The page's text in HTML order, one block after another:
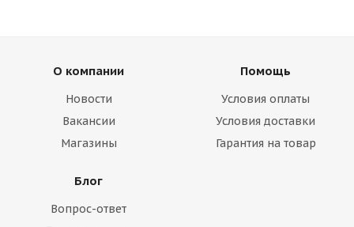
О компании
Новости
Вакансии
Магазины
Помощь
Условия оплаты
Условия доставки
Гарантия на товар
Блог
Вопрос-ответ